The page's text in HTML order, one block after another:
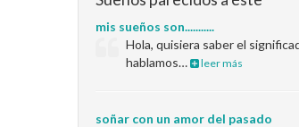
mis sueños son...........
Hola, quisiera saber el
hablamos…
leer más
soñar con un amor del pasado